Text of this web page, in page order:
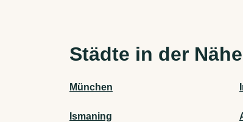
Städte in der Nähe
München
Ismaning